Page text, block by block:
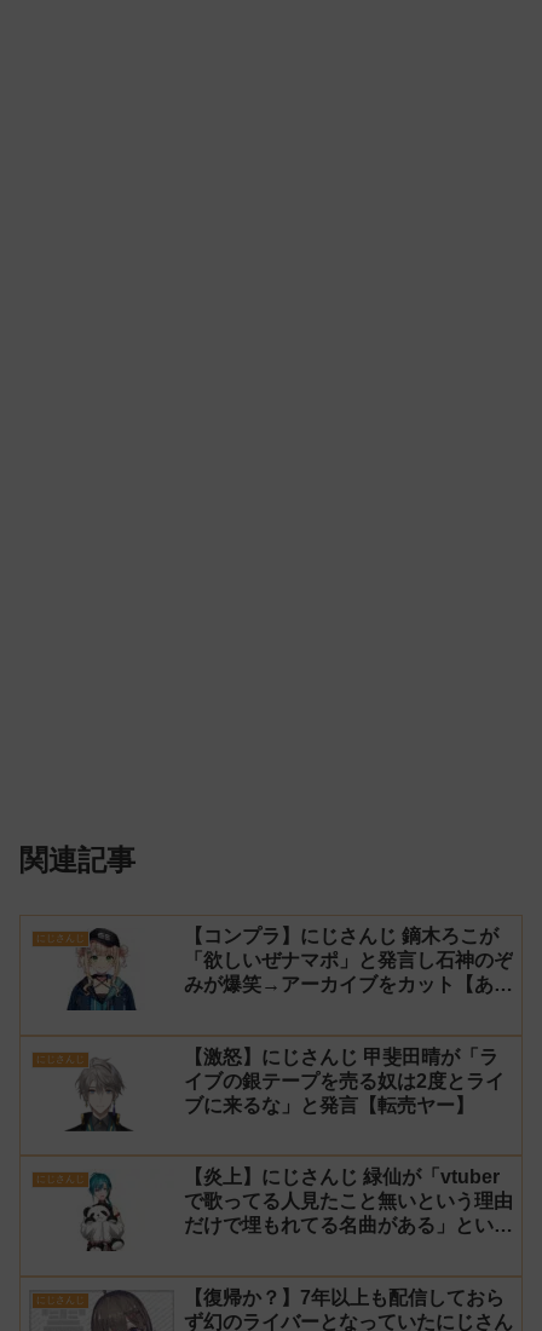
関連記事
にじさんじ
【コンプラ】にじさんじ 鏑木ろこが
「欲しいぜナマポ」と発言し石神のぞ
みが爆笑→アーカイブをカット【あら
にじさんじ
【激怒】にじさんじ 甲斐田晴が「ラ
イブの銀テープを売る奴は2度とライ
ブに来るな」と発言【転売ヤー】
にじさんじ
【炎上】にじさんじ 緑仙が「vtuber
で歌ってる人見たこと無いという理由
だけで埋もれてる名曲がある」という
にじさんじ
【復帰か？】7年以上も配信しておら
ず幻のライバーとなっていたにじさん